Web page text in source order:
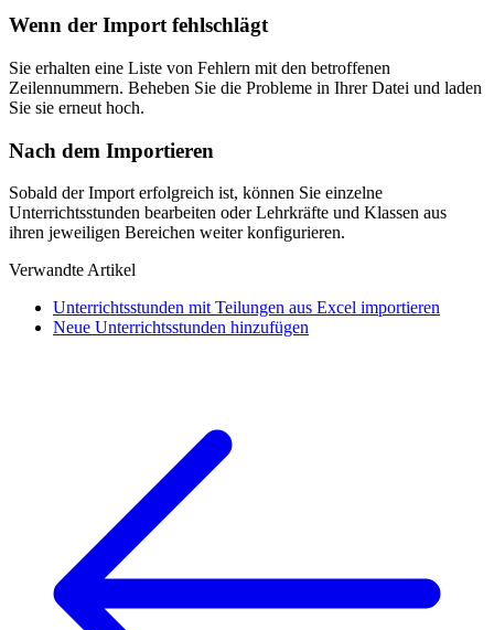
Wenn der Import fehlschlägt
Sie erhalten eine Liste von Fehlern mit den betroffenen
Zeilennummern. Beheben Sie die Probleme in Ihrer Datei und laden
Sie sie erneut hoch.
Nach dem Importieren
Sobald der Import erfolgreich ist, können Sie einzelne
Unterrichtsstunden bearbeiten oder Lehrkräfte und Klassen aus
ihren jeweiligen Bereichen weiter konfigurieren.
Verwandte Artikel
Unterrichtsstunden mit Teilungen aus Excel importieren
Neue Unterrichtsstunden hinzufügen